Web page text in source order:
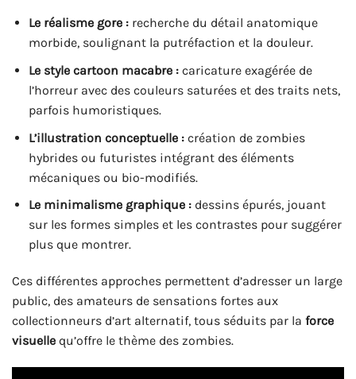
Le réalisme gore :recherche du détail anatomique
morbide, soulignant la putréfaction et la douleur.
Le style cartoon macabre :caricature exagérée de
l’horreur avec des couleurs saturées et des traits nets,
parfois humoristiques.
L’illustration conceptuelle :création de zombies
hybrides ou futuristes intégrant des éléments
mécaniques ou bio-modifiés.
Le minimalisme graphique :dessins épurés, jouant
sur les formes simples et les contrastes pour suggérer
plus que montrer.
Ces différentes approches permettent d’adresser un large
public, des amateurs de sensations fortes aux
collectionneurs d’art alternatif, tous séduits par la force
visuelle qu’offre le thème des zombies.